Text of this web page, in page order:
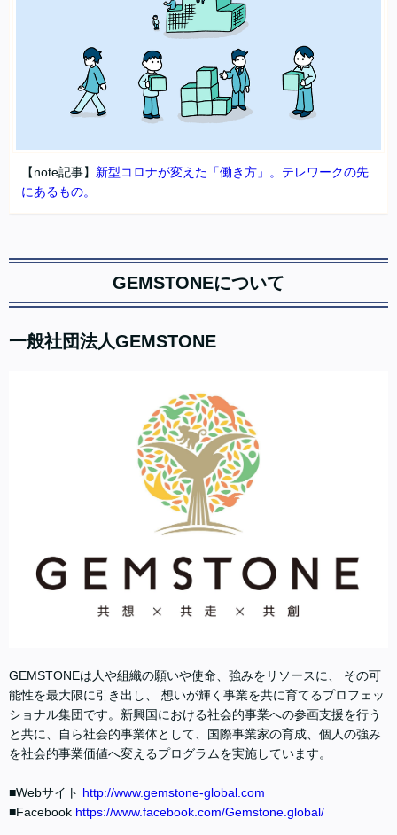
【note記事】 新型コロナが変えた「働き方」。テレワークの先
にあるもの。
GEMSTONEについて
一般社団法人GEMSTONE
GEMSTONEは人や組織の願いや使命、強みをリソースに、 その可
能性を最大限に引き出し、 想いが輝く事業を共に育てるプロフェッ
ショナル集団です。新興国における社会的事業への参画支援を行う
と共に、自ら社会的事業体として、国際事業家の育成、個人の強み
を社会的事業価値へ変えるプログラムを実施しています。
■Webサイト http://www.gemstone-global.com
■Facebook https://www.facebook.com/Gemstone.global/